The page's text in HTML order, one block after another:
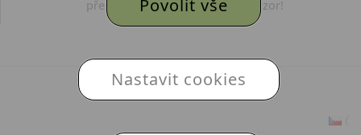
přesto budu vděčná za každý názor!
© 2026Adéla Topolová,
vytvořila a provozuje MojePaleta.cz
Povolit vše
Nastavit cookies